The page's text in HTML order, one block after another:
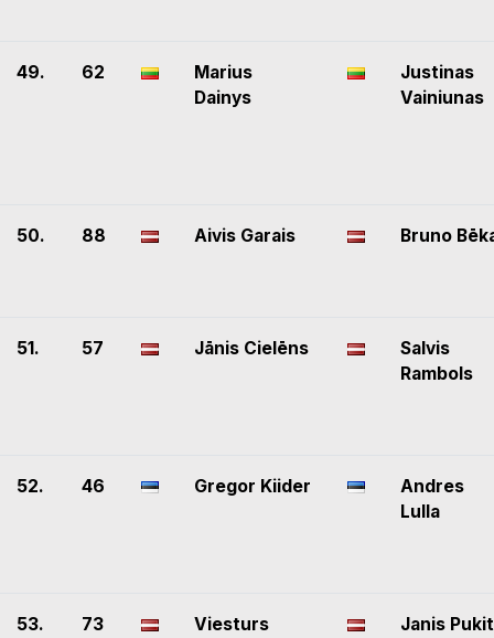
49. 62
Marius
Dainys
Justinas
Vainiunas
50. 88 Aivis Garais Bruno
51. 57 Jānis Cielēns
Salvis
Rambols
52. 46 Gregor Kiider
Andres
Lulla
53. 73
Viesturs
Janis